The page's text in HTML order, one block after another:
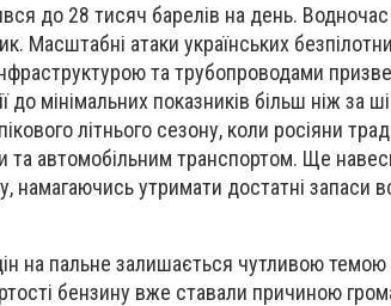
до 28 тисяч барелів на день.
атаки українських
та трубопроводами
мінімальних показників більш ніж за
літнього сезону, коли росіяни
та автомобільним транспортом. Ще
утримати достатні запаси
на пальне залишається чутливою
бензину вже ставали причиною